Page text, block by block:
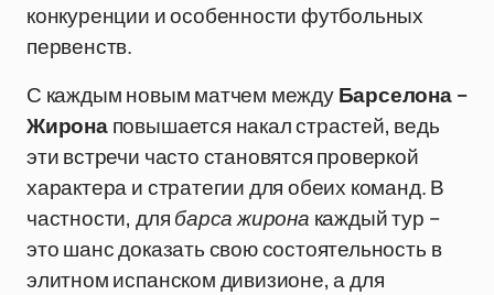
конкуренции и особенности футбольных
первенств.
С каждым новым матчем междуБарселона –
Жиронаповышается накал страстей, ведь
эти встречи часто становятся проверкой
характера и стратегии для обеих команд. В
частности, длябарса жирона каждый тур –
это шанс доказать свою состоятельность в
элитном испанском дивизионе, а для